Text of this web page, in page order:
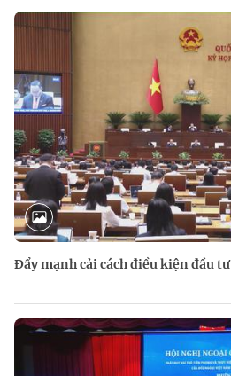
Đẩy mạnh cải cách điều kiện đầu